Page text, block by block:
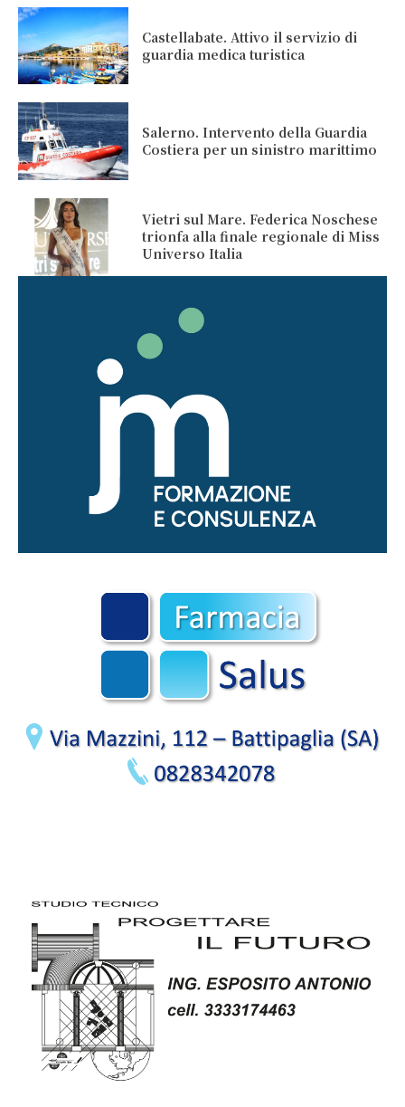
Castellabate. Attivo il servizio di
guardia medica turistica
Salerno. Intervento della Guardia
Costiera per un sinistro marittimo
Vietri sul Mare. Federica Noschese
trionfa alla finale regionale di Miss
Universo Italia